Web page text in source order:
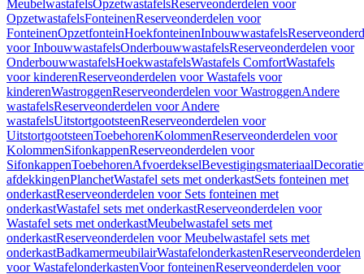
MeubelwastafelsOpzetwastafelsReserveonderdelen voor
OpzetwastafelsFonteinenReserveonderdelen voor
FonteinenOpzetfonteinHoekfonteinenInbouwwastafels
voor InbouwwastafelsOnderbouwwastafelsReserveonderdelen voor
OnderbouwwastafelsHoekwastafelsWastafels ComfortWastafels
voor kinderenReserveonderdelen voor Wastafels voor
kinderenWastroggenReserveonderdelen voor WastroggenAndere
wastafelsReserveonderdelen voor Andere
wastafelsUitstortgootsteenReserveonderdelen voor
UitstortgootsteenToebehorenKolommenReserveonderdelen voor
KolommenSifonkappenReserveonderdelen voor
SifonkappenToebehorenAfvoerdekselBevestigingsmateriaal
afdekkingenPlanchetWastafel sets met onderkastSets fonteinen met
onderkastReserveonderdelen voor Sets fonteinen met
onderkastWastafel sets met onderkastReserveonderdelen voor
Wastafel sets met onderkastMeubelwastafel sets met
onderkastReserveonderdelen voor Meubelwastafel sets met
onderkastBadkamermeubilairWastafelonderkastenReserveonderdelen
voor WastafelonderkastenVoor fonteinenReserveonderdelen voor